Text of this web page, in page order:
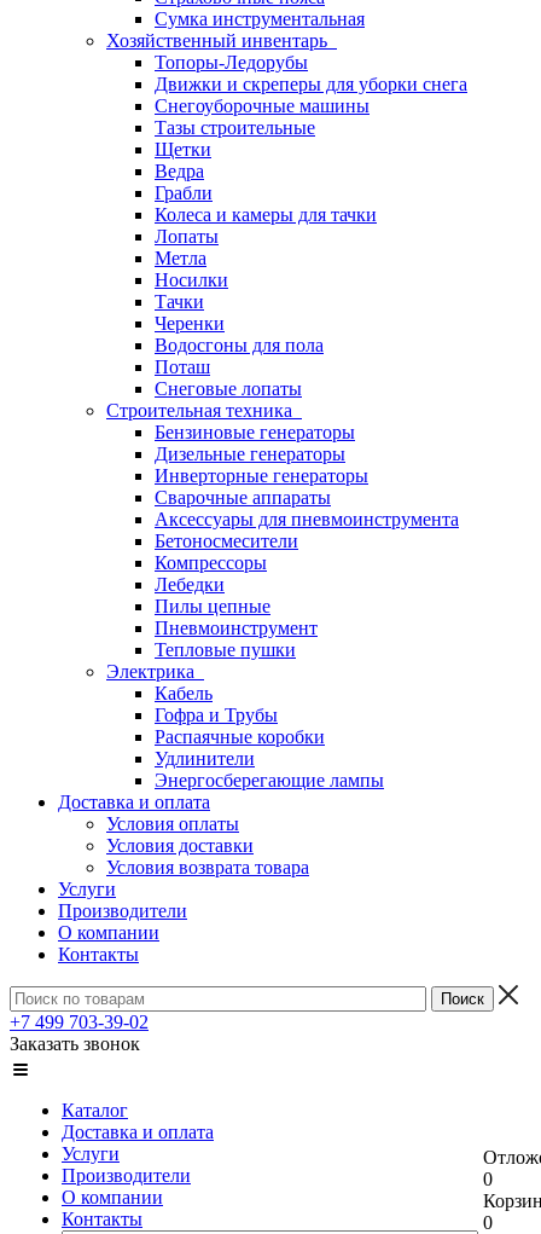
Сумка инструментальная
Хозяйственный инвентарь
Топоры-Ледорубы
Движки и скреперы для уборки снега
Снегоуборочные машины
Тазы строительные
Щетки
Ведра
Грабли
Колеса и камеры для тачки
Лопаты
Метла
Носилки
Тачки
Черенки
Водосгоны для пола
Поташ
Снеговые лопаты
Строительная техника
Бензиновые генераторы
Дизельные генераторы
Инверторные генераторы
Сварочные аппараты
Аксессуары для пневмоинструмента
Бетоносмесители
Компрессоры
Лебедки
Пилы цепные
Пневмоинструмент
Тепловые пушки
Электрика
Кабель
Гофра и Трубы
Распаячные коробки
Удлинители
Энергосберегающие лампы
Доставка и оплата
Условия оплаты
Условия доставки
Условия возврата товара
Услуги
Производители
О компании
Контакты
+7 499 703-39-02
Заказать звонок
Каталог
Доставка и оплата
Услуги
Производители
О компании
Контакты
0
0